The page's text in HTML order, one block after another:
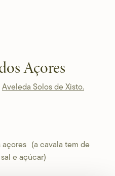
Açores
Aveleda Solos de Xisto.
açores (a cavala tem de
e açúcar)